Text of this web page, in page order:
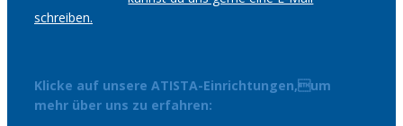
schreiben.
Klicke auf unsere ATISTA-Einrichtungen,um
mehr über uns zu erfahren: